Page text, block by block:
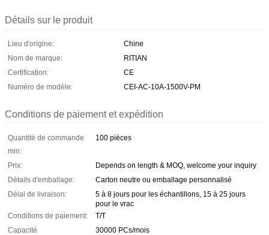
Détails sur le produit
Lieu d'origine:
Chine
Nom de marque:
RITIAN
Certification:
CE
Numéro de modèle:
CEI-AC-10A-1500V-PM
Conditions de paiement et expédition
Quantité de commande
min:
100 pièces
Prix:
Depends on length & MOQ, welcome your inquiry
Détails d'emballage:
Carton neutre ou emballage personnalisé
Délai de livraison:
5 à 8 jours pour les échantillons, 15 à 25 jours
pour le vrac
Conditions de paiement:
T/T
Capacité
30000 PCs/mois